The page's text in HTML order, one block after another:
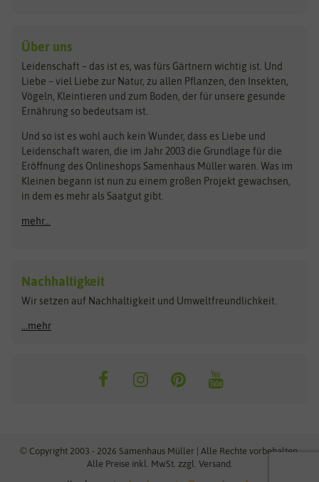
Kräutersamen
Obstsamen
Pilzbrut
Rasensamen
Steckzwiebeln
Zimmer & Kübelpflanzen
Kataloge
Schnäppchen
Anzucht & Gartenzubehör
Anzuchtschalen
Heizmatte & Heizkabel
Kokos-Quelltabletten
Zimmergewächshaus
Maissamen
Benary
Bingenheimer Saatgut
Bionana
BIOWOL
Blumicorn
Bûten Birds
Carl Pabst
Dürr-Samen
Feldsaaten Freudenberger
Fertil
Flora Elite
Florissa
Flortis
Franchi Sementi
Hortitops
JUB Holland
Küpper
Über uns
Leidenschaft – das ist es, was fürs Gärtnern wichtig ist. Und
Liebe – viel Liebe zur Natur, zu allen Pflanzen, den Insekten,
Vögeln, Kleintieren und zum Boden, der für unsere gesunde
Ernährung so bedeutsam ist.
Und so ist es wohl auch kein Wunder, dass es Liebe und
Leidenschaft waren, die im Jahr 2003 die Grundlage für die
Eröffnung des Onlineshops Samenhaus Müller waren. Was im
Kleinen begann ist nun zu einem großen Projekt gewachsen,
in dem es mehr als Saatgut gibt.
mehr...
Nachhaltigkeit
Wir setzen auf Nachhaltigkeit und Umweltfreundlichkeit.
...mehr
© Copyright 2003 - 2026 Samenhaus Müller | Alle Rechte vorbehalten.
Alle Preise inkl. MwSt. zzgl. Versand.